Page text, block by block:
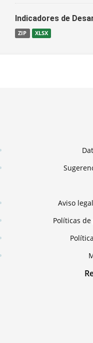
Indicadores de
ZIP XLSX
Aviso
Políticas